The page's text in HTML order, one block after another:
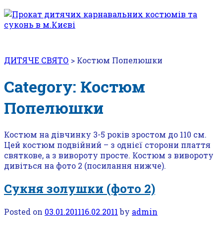
ДИТЯЧЕ СВЯТО > Костюм Попелюшки
Category: Костюм
Попелюшки
Костюм на дівчинку 3-5 років зростом до 110 см.
Цей костюм подвійний – з однієї сторони плаття
святкове, а з вивороту просте. Костюм з вивороту
дивіться на фото 2 (посилання нижче).
Сукня золушки (фото 2)
Posted on 03.01.201116.02.2011 by admin